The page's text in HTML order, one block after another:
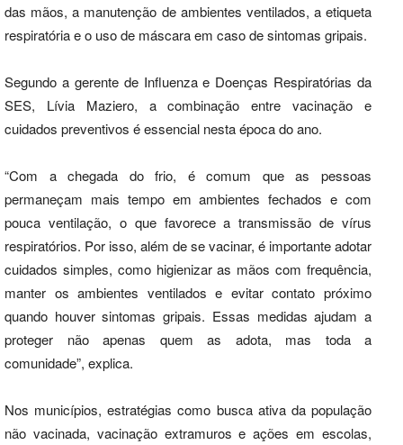
das mãos, a manutenção de ambientes ventilados, a etiqueta
respiratória e o uso de máscara em caso de sintomas gripais.
Segundo a gerente de Influenza e Doenças Respiratórias da
SES, Lívia Maziero, a combinação entre vacinação e
cuidados preventivos é essencial nesta época do ano.
“Com a chegada do frio, é comum que as pessoas
permaneçam mais tempo em ambientes fechados e com
pouca ventilação, o que favorece a transmissão de vírus
respiratórios. Por isso, além de se vacinar, é importante adotar
cuidados simples, como higienizar as mãos com frequência,
manter os ambientes ventilados e evitar contato próximo
quando houver sintomas gripais. Essas medidas ajudam a
proteger não apenas quem as adota, mas toda a
comunidade”, explica.
Nos municípios, estratégias como busca ativa da população
não vacinada, vacinação extramuros e ações em escolas,